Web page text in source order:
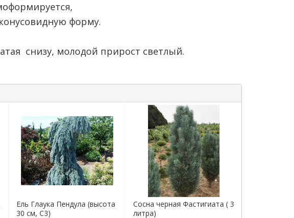
форму.
снизу, молодой прирост светлый.
Ель Глаука Пендула (высота
30 см, С3)
Сосна черная Фастигиата ( 3
литра)